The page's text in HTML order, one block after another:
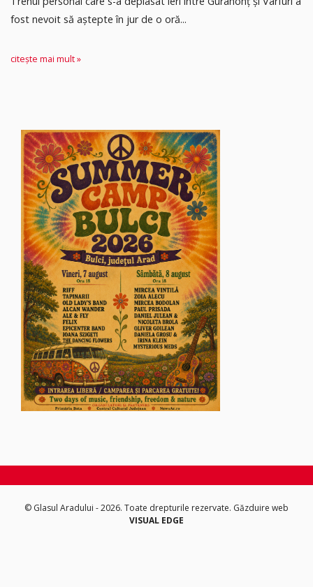
fost nevoit să aștepte în jur de o oră...
citește mai mult »
© Glasul Aradului - 2026. Toate drepturile rezervate. Găzduire web
VISUAL EDGE